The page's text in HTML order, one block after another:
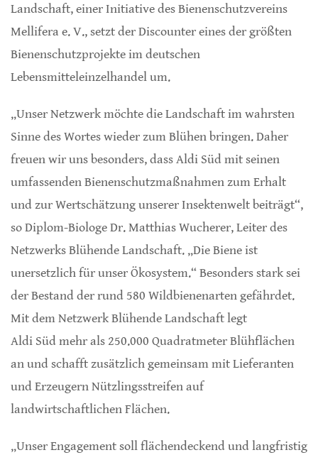
Landschaft, einer Initiative des Bienenschutzvereins
Mellifera e. V., setzt der Discounter eines der größten
Bienenschutzprojekte im deutschen
Lebensmitteleinzelhandel um.
„Unser Netzwerk möchte die Landschaft im wahrsten
Sinne des Wortes wieder zum Blühen bringen. Daher
freuen wir uns besonders, dass Aldi Süd mit seinen
umfassenden Bienenschutzmaßnahmen zum Erhalt
und zur Wertschätzung unserer Insektenwelt beiträgt“,
so Diplom-Biologe Dr. Matthias Wucherer, Leiter des
Netzwerks Blühende Landschaft. „Die Biene ist
unersetzlich für unser Ökosystem.“ Besonders stark sei
der Bestand der rund 580 Wildbienenarten gefährdet.
Mit dem Netzwerk Blühende Landschaft legt
Aldi Süd mehr als 250.000 Quadratmeter Blühflächen
an und schafft zusätzlich gemeinsam mit Lieferanten
und Erzeugern Nützlingsstreifen auf
landwirtschaftlichen Flächen.
„Unser Engagement soll flächendeckend und langfristig